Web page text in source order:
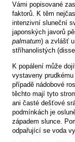
Vámi popisované
faktorů. K těm
intenzivní sluneční
japonských javorů
palmatum) a zvlášť
stříhanolistých
K popálení může
vystaveny
případě nádobové
těchto mají tyto
ani časté dešťové
podmínkách je
západem slunce.
odpařující se voda